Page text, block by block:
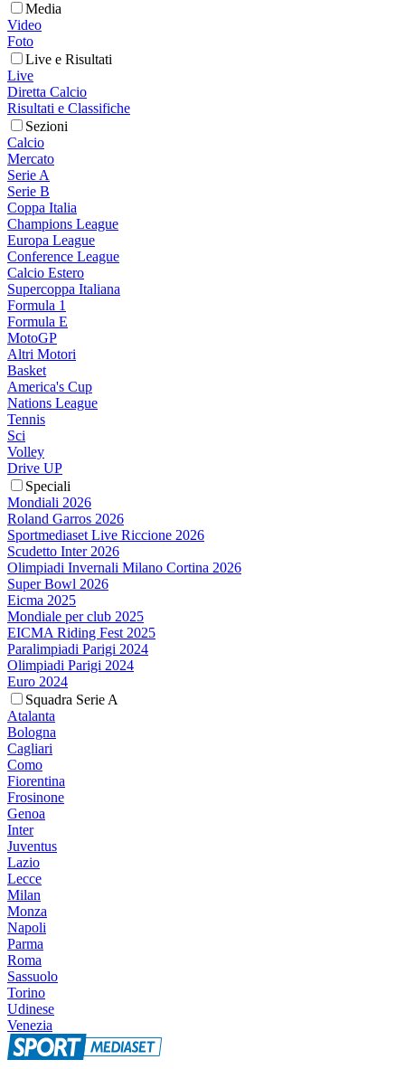
Media
Video
Foto
Live e Risultati
Live
Diretta Calcio
Risultati e Classifiche
Sezioni
Calcio
Mercato
Serie A
Serie B
Coppa Italia
Champions League
Europa League
Conference League
Calcio Estero
Supercoppa Italiana
Formula 1
Formula E
MotoGP
Altri Motori
Basket
America's Cup
Nations League
Tennis
Sci
Volley
Drive UP
Speciali
Mondiali 2026
Roland Garros 2026
Sportmediaset Live Riccione 2026
Scudetto Inter 2026
Olimpiadi Invernali Milano Cortina 2026
Super Bowl 2026
Eicma 2025
Mondiale per club 2025
EICMA Riding Fest 2025
Paralimpiadi Parigi 2024
Olimpiadi Parigi 2024
Euro 2024
Squadra Serie A
Atalanta
Bologna
Cagliari
Como
Fiorentina
Frosinone
Genoa
Inter
Juventus
Lazio
Lecce
Milan
Monza
Napoli
Parma
Roma
Sassuolo
Torino
Udinese
Venezia